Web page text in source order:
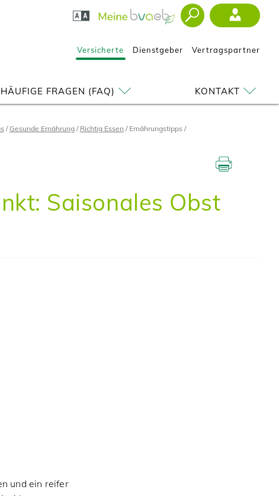
Versicherte Dienstgeber Vertragspartner
HÄUFIGE FRAGEN (FAQ) KONTAKT
Gesunde Ernährung Richtig Essen Ernährungstipps
Saisonales Obst
und ein reifer